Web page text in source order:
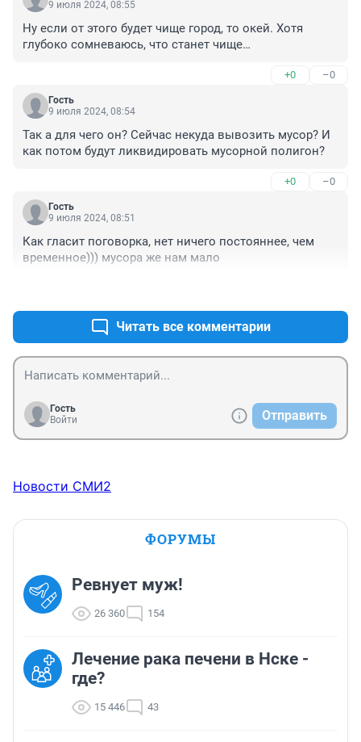
9 июля 2024, 08:55
Ну если от этого будет чище город, то окей. Хотя
глубоко сомневаюсь, что станет чище…
+0 –0
Гость
9 июля 2024, 08:54
Так а для чего он? Сейчас некуда вывозить мусор? И
как потом будут ликвидировать мусорной полигон?
+0 –0
Гость
9 июля 2024, 08:51
Как гласит поговорка, нет ничего постояннее, чем
временное))) мусора же нам мало
Читать все комментарии
Гость
Войти
Отправить
Новости СМИ2
ФОРУМЫ
Ревнует муж!
26 360 154
Лечение рака печени в Нске -
где?
15 446 43